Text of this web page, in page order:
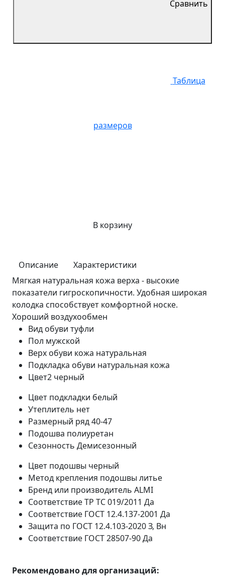
Сравнить
Таблица
размеров
В корзину
Описание
Характеристики
Мягкая натуральная кожа верха - высокие
показатели гигроскопичности. Удобная широкая
колодка способствует комфортной носке.
Хороший воздухообмен
Вид обуви туфли
Пол мужской
Верх обуви кожа натуральная
Подкладка обуви натуральная кожа
Цвет2 черный
Цвет подкладки белый
Утеплитель нет
Размерный ряд40-47
Подошва полиуретан
Сезонность Демисезонный
Цвет подошвы черный
Метод крепления подошвы литье
Бренд или производитель ALMI
Соответствие ТР ТС 019/2011 Да
Соответствие ГОСТ 12.4.137-2001 Да
Защита по ГОСТ 12.4.103-2020З, Вн
Соответствие ГОСТ 28507-90Да
Рекомендовано для организаций: